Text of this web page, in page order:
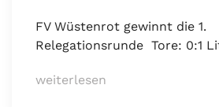
FV Wüstenrot gewinnt die 1.
Relegationsrunde Tore: 0:1
weiterlesen